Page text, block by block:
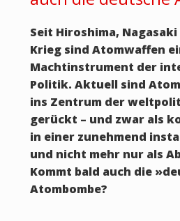
Seit Hiroshima,
Krieg sind Atomwaffen
Machtinstrument der
Politik. Aktuell sind
ins Zentrum der
gerückt – und zwar als
in einer zunehmend
und nicht mehr nur als
Kommt bald auch die
Atombombe?